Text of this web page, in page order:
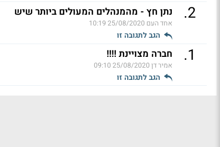
2
. נתן חץ - מהמנהלים המעולים ביותר שיש
אחד העם 25/08/2020 10:19
הגב לתגובה זו
1
. חברה מצויינת !!!!
אמיר דן25/08/2020 09:10
הגב לתגובה זו